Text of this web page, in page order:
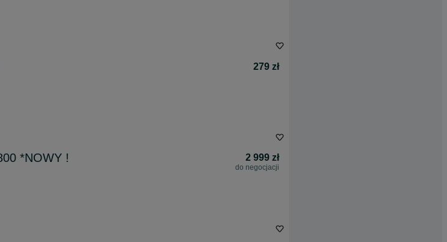
279 zł
*NOWY ! 2 999 zł
do negocjacji